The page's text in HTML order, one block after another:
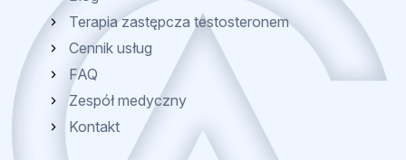
Terapia zastępcza testosteronem
Cennik usług
FAQ
Zespół medyczny
Kontakt